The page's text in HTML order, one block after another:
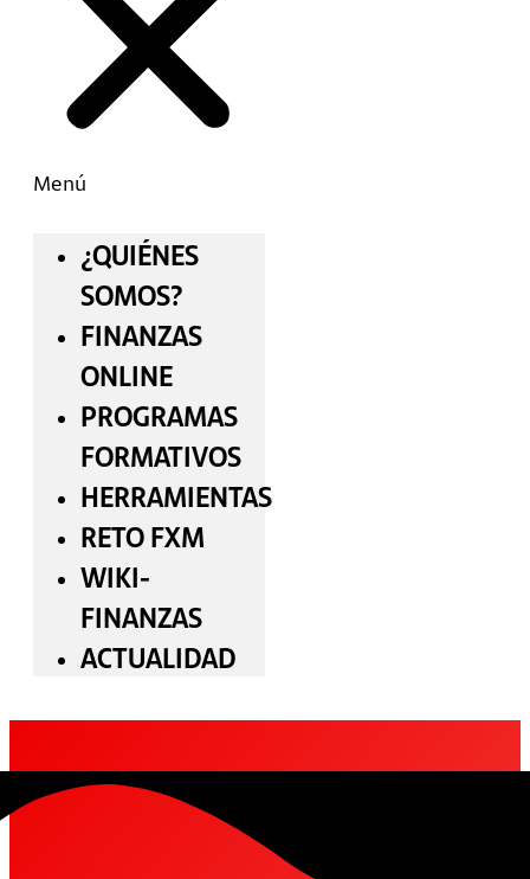
Menú
¿QUIÉNES
SOMOS?
FINANZAS
ONLINE
PROGRAMAS
FORMATIVOS
HERRAMIENTAS
RETO FXM
WIKI-
FINANZAS
ACTUALIDAD